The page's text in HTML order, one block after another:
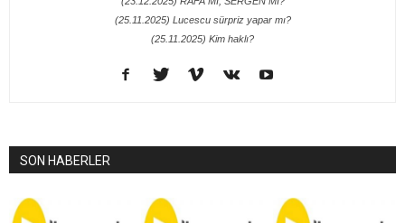
(25.11.2025) Lucescu sürpriz yapar mı?
(25.11.2025) Kim haklı?
SON HABERLER